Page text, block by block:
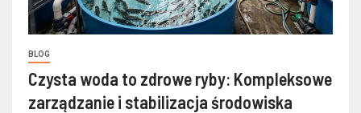
BLOG
Czysta woda to zdrowe ryby: Kompleksowe
zarządzanie i stabilizacja środowiska